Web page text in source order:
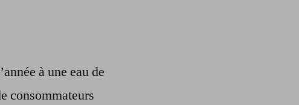
à une eau de
consommateurs